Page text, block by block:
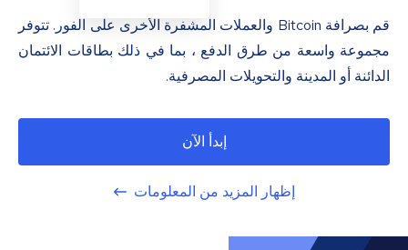
قم بصرافة Bitcoin والعملات المشفرة الأخرى على الفور. تتوفر
مجموعة واسعة من طرق الدفع ، بما في ذلك بطاقات الائتمان
الدائنة أو المدينة والتحويلات المصرفية.
إبدأ الآن
إظهار المزيد من المعلومات